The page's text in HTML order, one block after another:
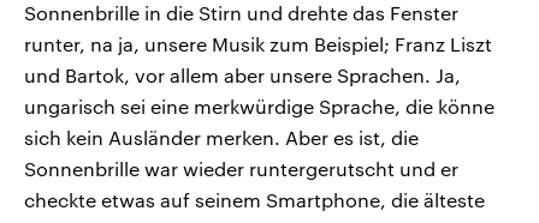
Sonnenbrille in die Stirn und drehte das Fenster
runter, na ja, unsere Musik zum Beispiel; Franz Liszt
und Bartok, vor allem aber unsere Sprachen. Ja,
ungarisch sei eine merkwürdige Sprache, die könne
sich kein Ausländer merken. Aber es ist, die
Sonnenbrille war wieder runtergerutscht und er
checkte etwas auf seinem Smartphone, die älteste